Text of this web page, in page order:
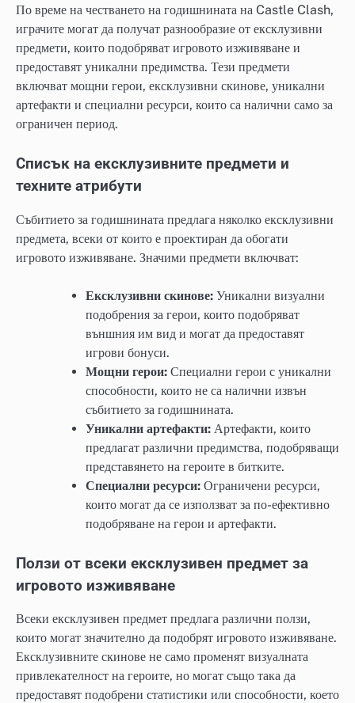
По време на честването на годишнината на Castle Clash,
играчите могат да получат разнообразие от ексклузивни
предмети, които подобряват игровото изживяване и
предоставят уникални предимства. Тези предмети
включват мощни герои, ексклузивни скинове, уникални
артефакти и специални ресурси, които са налични само за
ограничен период.
Списък на ексклузивните предмети и
техните атрибути
Събитието за годишнината предлага няколко ексклузивни
предмета, всеки от които е проектиран да обогати
игровото изживяване. Значими предмети включват:
Ексклузивни скинове: Уникални визуални
подобрения за герои, които подобряват
външния им вид и могат да предоставят
игрови бонуси.
Мощни герои: Специални герои с уникални
способности, които не са налични извън
събитието за годишнината.
Уникални артефакти: Артефакти, които
предлагат различни предимства, подобряващи
представянето на героите в битките.
Специални ресурси: Ограничени ресурси,
които могат да се използват за по-ефективно
подобряване на герои и артефакти.
Ползи от всеки ексклузивен предмет за
игровото изживяване
Всеки ексклузивен предмет предлага различни ползи,
които могат значително да подобрят игровото изживяване.
Ексклузивните скинове не само променят визуалната
привлекателност на героите, но могат също така да
предоставят подобрени статистики или способности, което